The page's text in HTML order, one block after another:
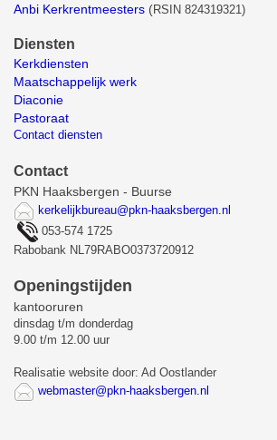
Anbi Kerkrentmeesters (RSIN 824319321)
Diensten
Kerkdiensten
Maatschappelijk werk
Diaconie
Pastoraat
Contact diensten
Contact
PKN Haaksbergen - Buurse
kerkelijkbureau@pkn-haaksbergen.nl
053-574 1725
Rabobank NL79RABO0373720912
Openingstijden
kantooruren
dinsdag t/m donderdag
9.00 t/m 12.00 uur
Realisatie website door: Ad Oostlander
webmaster@pkn-haaksbergen.nl